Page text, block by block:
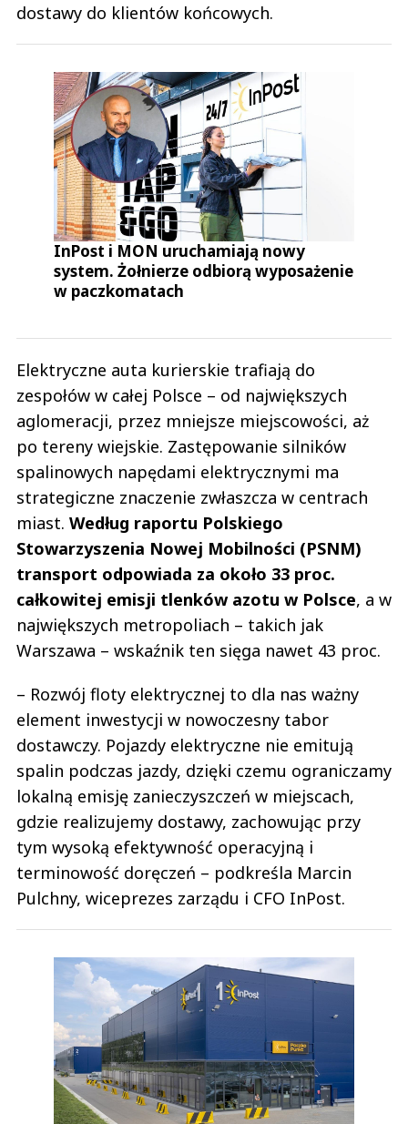
dostawy do klientów końcowych.
InPost i MON uruchamiają nowy
system. Żołnierze odbiorą wyposażenie
w paczkomatach
Elektryczne auta kurierskie trafiają do
zespołów w całej Polsce – od największych
aglomeracji, przez mniejsze miejscowości, aż
po tereny wiejskie. Zastępowanie silników
spalinowych napędami elektrycznymi ma
strategiczne znaczenie zwłaszcza w centrach
miast. Według raportu Polskiego
Stowarzyszenia Nowej Mobilności (PSNM)
transport odpowiada za około 33 proc.
całkowitej emisji tlenków azotu w Polsce, a w
największych metropoliach – takich jak
Warszawa – wskaźnik ten sięga nawet 43 proc.
– Rozwój floty elektrycznej to dla nas ważny
element inwestycji w nowoczesny tabor
dostawczy. Pojazdy elektryczne nie emitują
spalin podczas jazdy, dzięki czemu ograniczamy
lokalną emisję zanieczyszczeń w miejscach,
gdzie realizujemy dostawy, zachowując przy
tym wysoką efektywność operacyjną i
terminowość doręczeń – podkreśla Marcin
Pulchny, wiceprezes zarządu i CFO InPost.